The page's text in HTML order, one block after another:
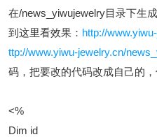
在/news_yiwujewelry目录下生
到这里看效果： http://
ttp://www.yiwu-jewelry.cn/
码，把要改的代码改成自己的
<%
Dim id